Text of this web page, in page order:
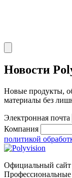
Новости
Новые продукты,
материалы без
Электронная почта
Компания
политикой
Официальный